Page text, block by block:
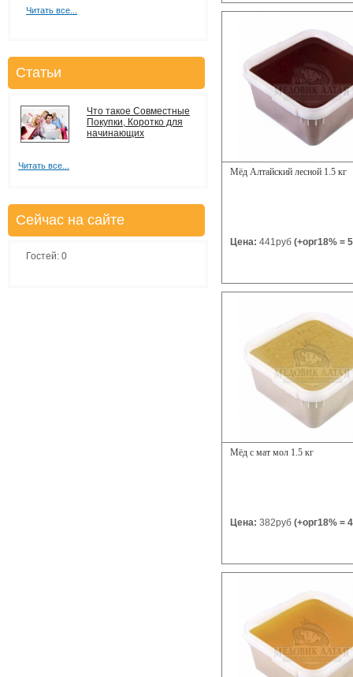
Мёд Алтайский лесной 1.5 кг
Цена: 441руб (+орг18% =
Мёд с мат мол 1.5 кг
Цена: 382руб (+орг18% =
Читать все...
Статьи
Что такое Совместные
Покупки, Коротко для
начинающих
Читать все...
Сейчас на сайте
Гостей: 0